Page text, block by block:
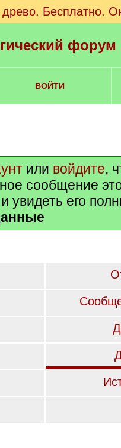
древо. Бесплатно.
ВОЙТИ
или войдите,
сообщение
увидеть его